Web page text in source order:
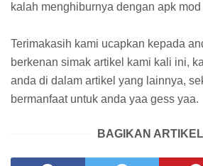
kalah menghiburnya dengan apk
Terimakasih kami ucapkan kepada
berkenan simak artikel kami kali ini,
anda di dalam artikel yang lainnya,
bermanfaat untuk anda yaa gess yaa.
BAGIKAN ARTIKEL